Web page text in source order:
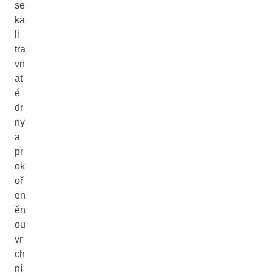
se
ka
li
tra
vn
at
é
dr
ny
a
pr
ok
oř
en
ěn
ou
vr
ch
ní